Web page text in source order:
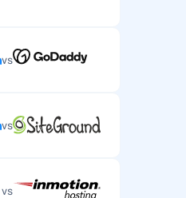
vs
vs
vs